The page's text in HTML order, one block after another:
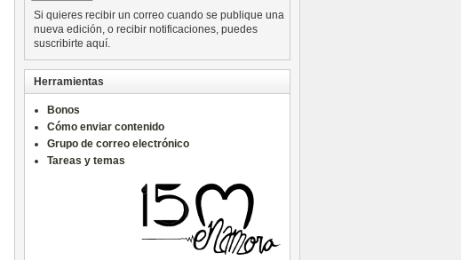
Si quieres recibir un correo cuando se publique una
nueva edición, o recibir notificaciones, puedes
suscribirte aquí.
Herramientas
Bonos
Cómo enviar contenido
Grupo de correo electrónico
Tareas y temas